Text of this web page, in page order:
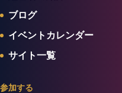
ブログ
イベントカレンダー
サイト一覧
参加する